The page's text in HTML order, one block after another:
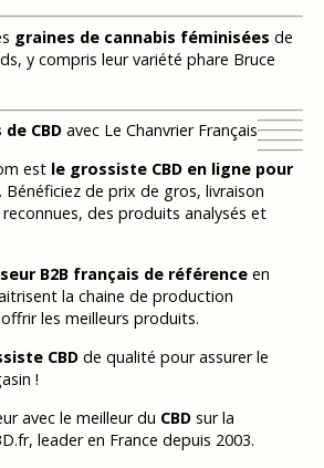
graines de cannabis féminisées de
y compris leur variété phare Bruce
CBDavec Le Chanvrier Français
est le grossiste CBD en ligne pour
. Bénéficiez de prix de gros, livraison
des produits analysés et
B2B français de référenceen
la chaine de production
les meilleurs produits.
CBDde qualité pour assurer le
!
avec le meilleur du CBDsur la
leader en France depuis 2003.